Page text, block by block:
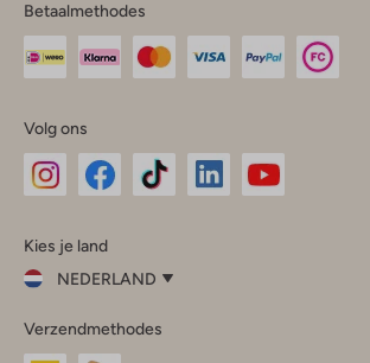
Betaalmethodes
Volg ons
InstagramFacebook
Kies je land
NEDERLAND
je
land
Verzendmethodes